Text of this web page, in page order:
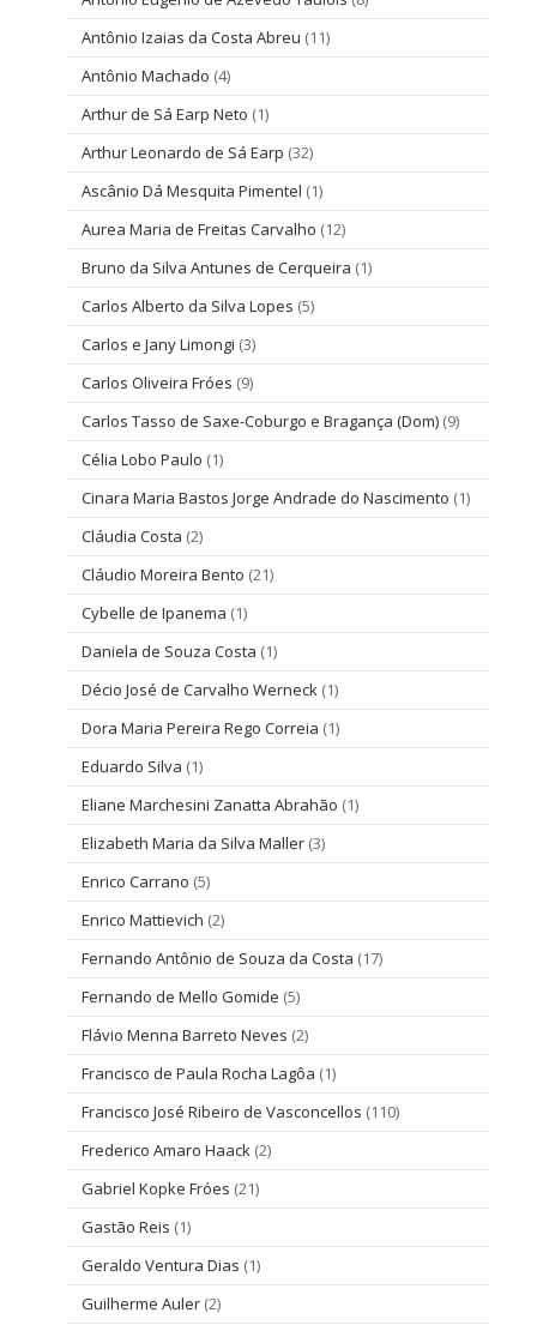
Antônio Izaias da Costa Abreu (11)
Antônio Machado (4)
Arthur de Sá Earp Neto (1)
Arthur Leonardo de Sá Earp (32)
Ascânio Dá Mesquita Pimentel (1)
Aurea Maria de Freitas Carvalho (12)
Bruno da Silva Antunes de Cerqueira (1)
Carlos Alberto da Silva Lopes (5)
Carlos e Jany Limongi (3)
Carlos Oliveira Fróes (9)
Carlos Tasso de Saxe-Coburgo e Bragança (Dom) (9)
Célia Lobo Paulo (1)
Cinara Maria Bastos Jorge Andrade do Nascimento (1)
Cláudia Costa (2)
Cláudio Moreira Bento (21)
Cybelle de Ipanema (1)
Daniela de Souza Costa (1)
Décio José de Carvalho Werneck (1)
Dora Maria Pereira Rego Correia (1)
Eduardo Silva (1)
Eliane Marchesini Zanatta Abrahão (1)
Elizabeth Maria da Silva Maller (3)
Enrico Carrano (5)
Enrico Mattievich (2)
Fernando Antônio de Souza da Costa (17)
Fernando de Mello Gomide (5)
Flávio Menna Barreto Neves (2)
Francisco de Paula Rocha Lagôa (1)
Francisco José Ribeiro de Vasconcellos (110)
Frederico Amaro Haack (2)
Gabriel Kopke Fróes (21)
Gastão Reis (1)
Geraldo Ventura Dias (1)
Guilherme Auler (2)